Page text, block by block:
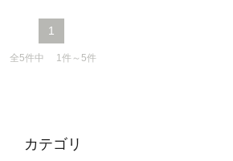
1
全5件中 1件～5件
カテゴリ